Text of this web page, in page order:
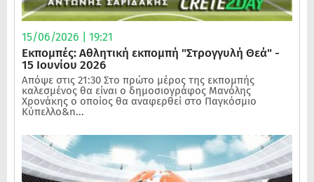
15/06/2026 | 19:21
Εκπομπές: Αθλητική εκπομπή "Στρογγυλή Θεά" -
15 Ιουνίου 2026
Απόψε στις 21:30 Στο πρώτο μέρος της εκπομπής
καλεσμένος θα είναι ο δημοσιογράφος Μανόλης
Χρονάκης ο οποίος θα αναφερθεί στο Παγκόσμιο
Κύπελλο&n...